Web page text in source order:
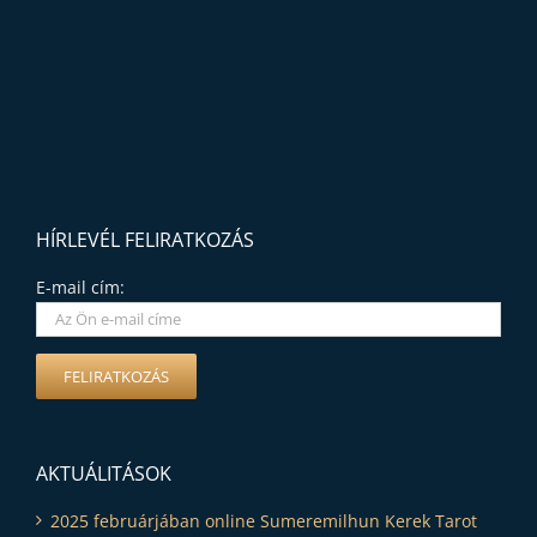
HÍRLEVÉL FELIRATKOZÁS
E-mail cím:
AKTUÁLITÁSOK
2025 februárjában online Sumeremilhun Kerek Tarot